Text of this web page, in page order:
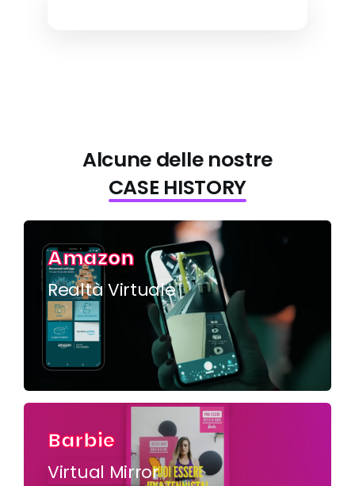
Alcune delle nostre
CASE HISTORY
Amazon
Realtà Virtuale
Barbie
Virtual Mirror